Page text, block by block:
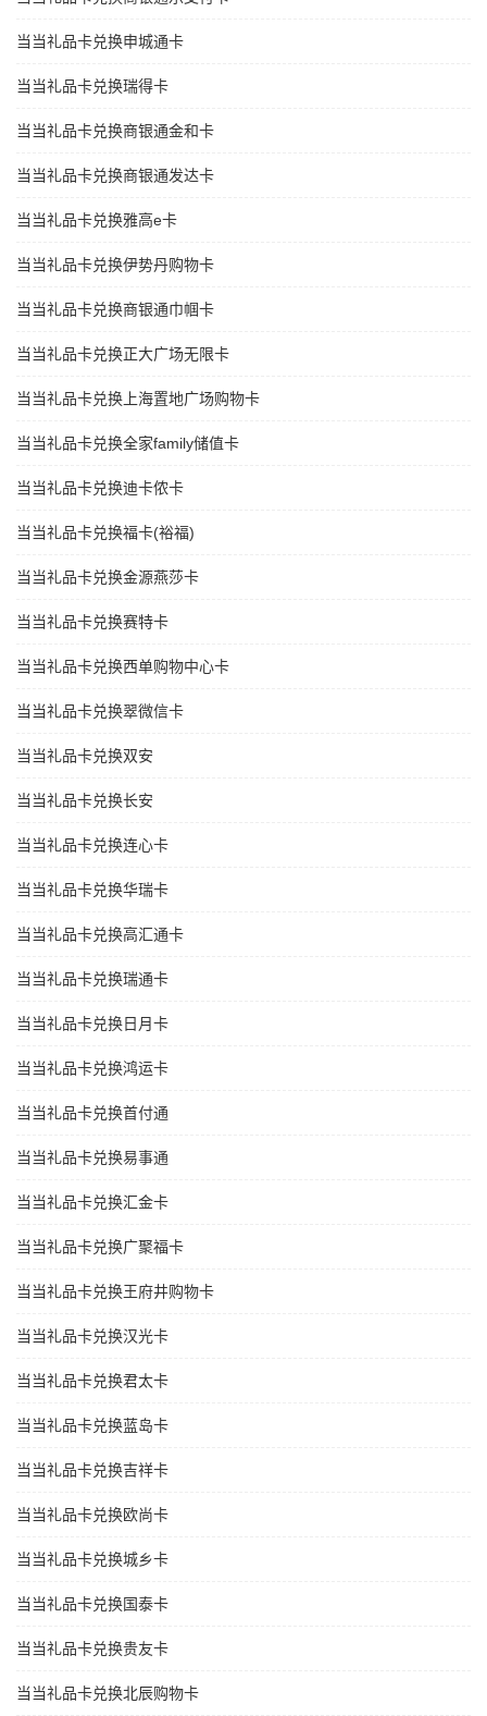
当当礼品卡兑换申城通卡
当当礼品卡兑换瑞得卡
当当礼品卡兑换商银通金和卡
当当礼品卡兑换商银通发达卡
当当礼品卡兑换雅高e卡
当当礼品卡兑换伊势丹购物卡
当当礼品卡兑换商银通巾帼卡
当当礼品卡兑换正大广场无限卡
当当礼品卡兑换上海置地广场购物卡
当当礼品卡兑换全家family储值卡
当当礼品卡兑换迪卡侬卡
当当礼品卡兑换福卡(裕福)
当当礼品卡兑换金源燕莎卡
当当礼品卡兑换赛特卡
当当礼品卡兑换西单购物中心卡
当当礼品卡兑换翠微信卡
当当礼品卡兑换双安
当当礼品卡兑换长安
当当礼品卡兑换连心卡
当当礼品卡兑换华瑞卡
当当礼品卡兑换高汇通卡
当当礼品卡兑换瑞通卡
当当礼品卡兑换日月卡
当当礼品卡兑换鸿运卡
当当礼品卡兑换首付通
当当礼品卡兑换易事通
当当礼品卡兑换汇金卡
当当礼品卡兑换广聚福卡
当当礼品卡兑换王府井购物卡
当当礼品卡兑换汉光卡
当当礼品卡兑换君太卡
当当礼品卡兑换蓝岛卡
当当礼品卡兑换吉祥卡
当当礼品卡兑换欧尚卡
当当礼品卡兑换城乡卡
当当礼品卡兑换国泰卡
当当礼品卡兑换贵友卡
当当礼品卡兑换北辰购物卡